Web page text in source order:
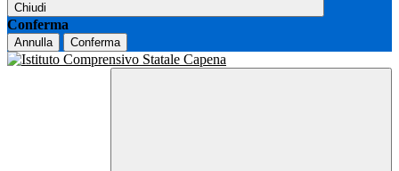
Chiudi
Conferma
Annulla Conferma